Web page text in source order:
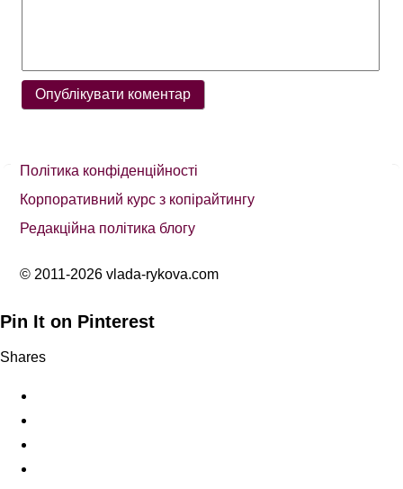
Політика конфіденційності
Корпоративний курс з копірайтингу
Редакційна політика блогу
© 2011-2026 vlada-rykova.com
Pin It on Pinterest
Shares